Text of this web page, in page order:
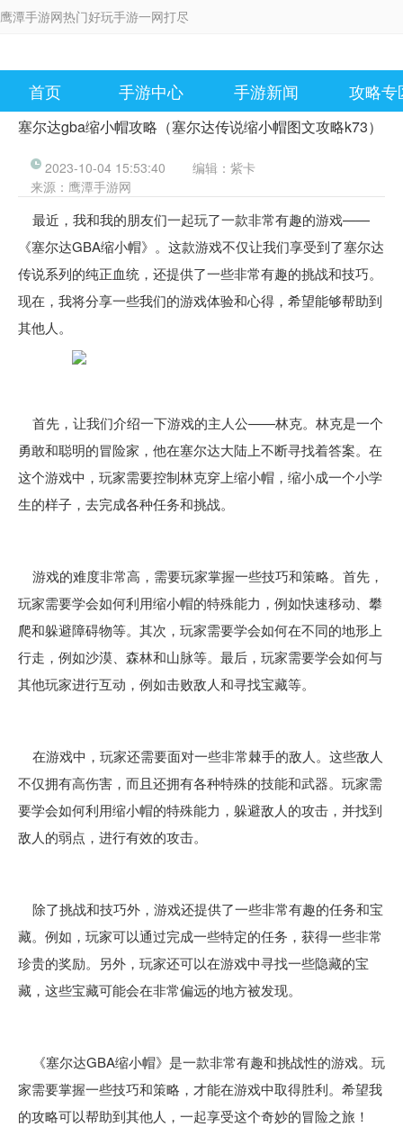
鹰潭手游网热门好玩手游一网打尽
首页 手游中心 手游新闻 攻略专
塞尔达gba缩小帽攻略（塞尔达传说缩小帽图文攻略k73）
2023-10-04 15:53:40 编辑： 紫卡
来源： 鹰潭手游网
最近，我和我的朋友们一起玩了一款非常有趣的游戏——
《塞尔达GBA缩小帽》。这款游戏不仅让我们享受到了塞尔达
传说系列的纯正血统，还提供了一些非常有趣的挑战和技巧。
现在，我将分享一些我们的游戏体验和心得，希望能够帮助到
其他人。
首先，让我们介绍一下游戏的主人公——林克。林克是一个
勇敢和聪明的冒险家，他在塞尔达大陆上不断寻找着答案。在
这个游戏中，玩家需要控制林克穿上缩小帽，缩小成一个小学
生的样子，去完成各种任务和挑战。
游戏的难度非常高，需要玩家掌握一些技巧和策略。首先，
玩家需要学会如何利用缩小帽的特殊能力，例如快速移动、攀
爬和躲避障碍物等。其次，玩家需要学会如何在不同的地形上
行走，例如沙漠、森林和山脉等。最后，玩家需要学会如何与
其他玩家进行互动，例如击败敌人和寻找宝藏等。
在游戏中，玩家还需要面对一些非常棘手的敌人。这些敌人
不仅拥有高伤害，而且还拥有各种特殊的技能和武器。玩家需
要学会如何利用缩小帽的特殊能力，躲避敌人的攻击，并找到
敌人的弱点，进行有效的攻击。
除了挑战和技巧外，游戏还提供了一些非常有趣的任务和宝
藏。例如，玩家可以通过完成一些特定的任务，获得一些非常
珍贵的奖励。另外，玩家还可以在游戏中寻找一些隐藏的宝
藏，这些宝藏可能会在非常偏远的地方被发现。
《塞尔达GBA缩小帽》是一款非常有趣和挑战性的游戏。玩
家需要掌握一些技巧和策略，才能在游戏中取得胜利。希望我
的攻略可以帮助到其他人，一起享受这个奇妙的冒险之旅！